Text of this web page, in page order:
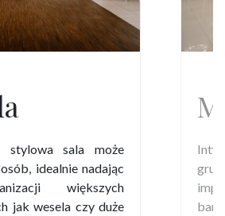
stylowa sala może
idealnie nadając
większych
jak wesela czy duże